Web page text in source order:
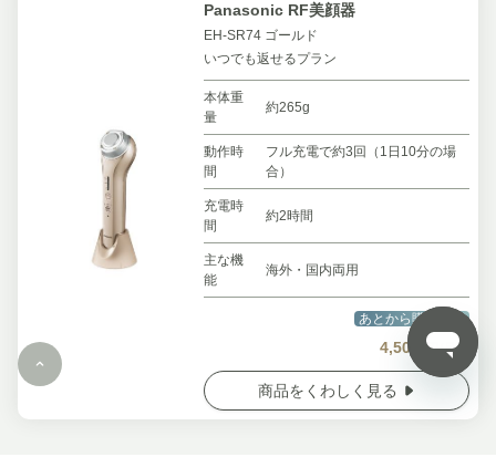
Panasonic RF美顔器
EH-SR74 ゴールド
いつでも返せるプラン
本体重
量
約265g
動作時
間
フル充電で約3回（1日10分の場
合）
充電時
間
約2時間
主な機
能
海外・国内両用
あとから購入可能
4,500 円/月〜
商品をくわしく見る